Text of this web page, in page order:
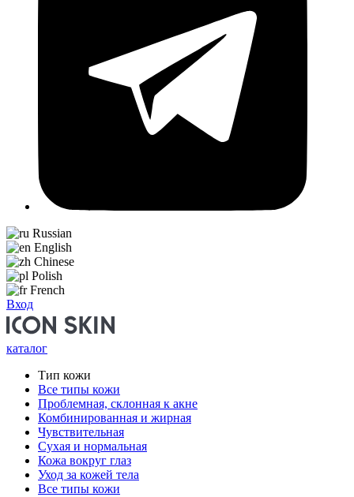
Russian
English
Chinese
Polish
French
Вход
каталог
Тип кожи
Все типы кожи
Проблемная, склонная к акне
Комбинированная и жирная
Чувствительная
Сухая и нормальная
Кожа вокруг глаз
Уход за кожей тела
Все типы кожи